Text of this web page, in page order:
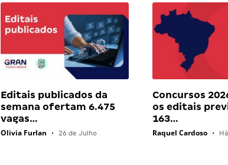
Editais publicados da
semana ofertam 6.475
vagas…
Olivia Furlan • 26 de Julho
Concursos
os editais
163…
Raquel Cardoso •